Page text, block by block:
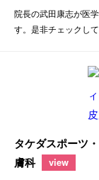
院長の武田康志が医
す。是非チェックして
タケダスポーツ
膚科
view